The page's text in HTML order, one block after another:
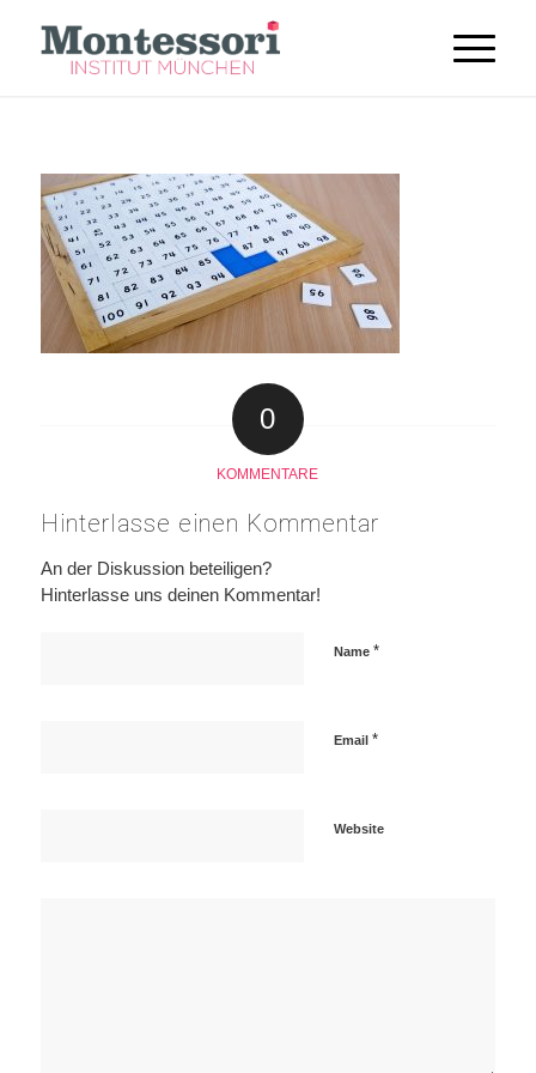
0
KOMMENTARE
Hinterlasse einen Kommentar
An der Diskussion beteiligen?
Hinterlasse uns deinen Kommentar!
Name *
Email *
Website